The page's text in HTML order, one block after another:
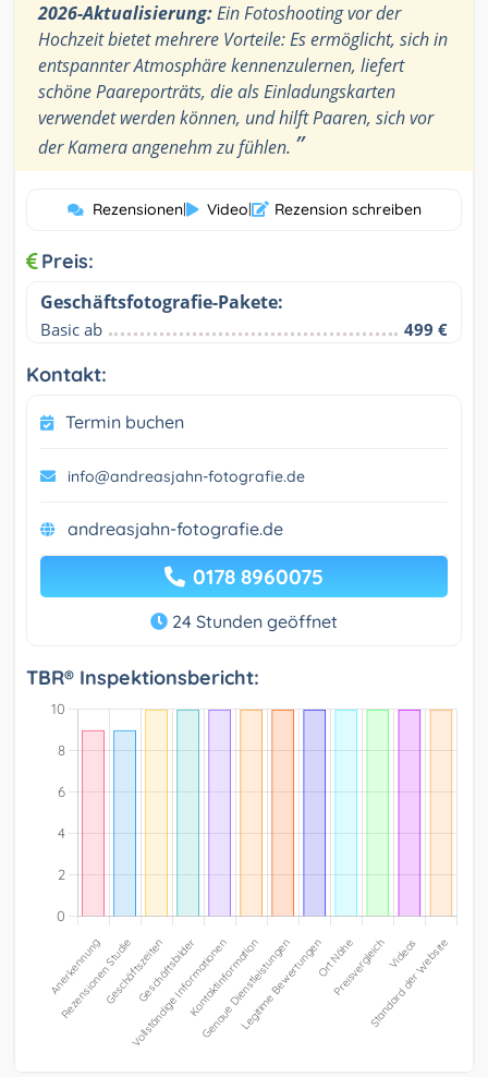
2026-Aktualisierung:Ein Fotoshooting vor der
Hochzeit bietet mehrere Vorteile: Es ermöglicht, sich in
entspannter Atmosphäre kennenzulernen, liefert
schöne Paareporträts, die als Einladungskarten
verwendet werden können, und hilft Paaren, sich vor
der Kamera angenehm zu fühlen. ”
Rezensionen| Video| Rezension schreiben
Preis:
Geschäftsfotografie-Pakete:
Basic ab 499 €
Kontakt:
Termin buchen
info@andreasjahn-fotografie.de
andreasjahn-fotografie.de
0178 8960075
24 Stunden geöffnet
TBR® Inspektionsbericht: